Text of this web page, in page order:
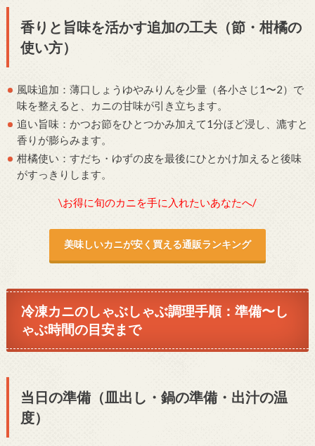
香りと旨味を活かす追加の工夫（節・柑橘の
使い方）
風味追加：薄口しょうゆやみりんを少量（各小さじ1〜2）で
味を整えると、カニの甘味が引き立ちます。
追い旨味：かつお節をひとつかみ加えて1分ほど浸し、漉すと
香りが膨らみます。
柑橘使い：すだち・ゆずの皮を最後にひとかけ加えると後味
がすっきりします。
\お得に旬のカニを手に入れたいあなたへ/
美味しいカニが安く買える通販ランキング
冷凍カニのしゃぶしゃぶ調理手順：準備〜し
ゃぶ時間の目安まで
当日の準備（皿出し・鍋の準備・出汁の温
度）